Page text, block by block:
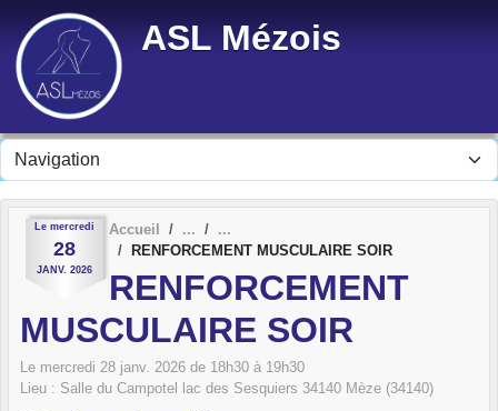
ASL Mézois
Le mercredi
28
JANV. 2026
Accueil
RENFORCEMENT MUSCULAIRE SOIR
RENFORCEMENT
MUSCULAIRE SOIR
Le mercredi 28 janv. 2026 de 18h30 à 19h30
Lieu : Salle du Campotel lac des Sesquiers 34140 Mèze (34140)
Panneau de gestion des cookies